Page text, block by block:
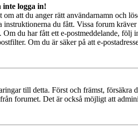
inte logga in!
att du anger rätt användarnamn och
instruktionerna du fått. Vissa forum
Om du har fått ett e-postmeddelande, följ
Om du är säker på att e-
till detta. Först och främst, försäkra
forumet. Det är också möjligt att